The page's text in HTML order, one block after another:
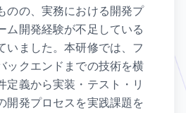
のの、実務における開発プ
ム開発経験が不足している
いました。本研修では、フ
ックエンドまでの技術を横
定義から実装・テスト・リ
開発プロセスを実践課題を